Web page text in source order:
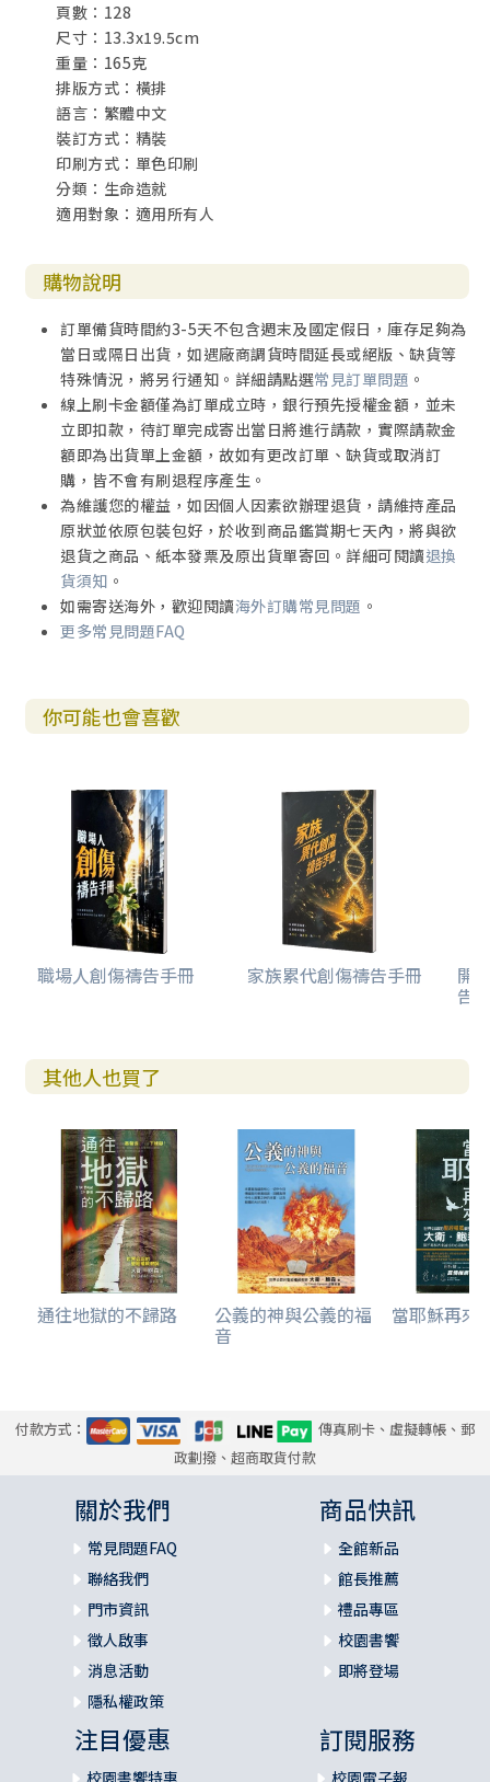
頁數：128
尺寸：13.3x19.5cm
重量：165克
排版方式：橫排
語言：繁體中文
裝訂方式：精裝
印刷方式：單色印刷
分類：生命造就
適用對象：適用所有人
購物說明
訂單備貨時間約3-5天不包含週末及國定假日，庫存足夠為
當日或隔日出貨，如遇廠商調貨時間延長或絕版、缺貨等
特殊情況，將另行通知。詳細請點選常見訂單問題 。
線上刷卡金額僅為訂單成立時，銀行預先授權金額，並未
立即扣款，待訂單完成寄出當日將進行請款，實際請款金
額即為出貨單上金額，故如有更改訂單、缺貨或取消訂
購，皆不會有刷退程序產生。
為維護您的權益，如因個人因素欲辦理退貨，請維持產品
原狀並依原包裝包好，於收到商品鑑賞期七天內，將與欲
退貨之商品、紙本發票及原出貨單寄回。詳細可閱讀退換
貨須知 。
如需寄送海外，歡迎閱讀海外訂購常見問題 。
更多常見問題FAQ
你可能也會喜歡
職場人創傷禱告手冊 家族累代創傷禱告手冊 開
告(
其他人也買了
通往地獄的不歸路 公義的神與公義的福
音
當耶穌再來
付款方式：
傳真刷卡、虛擬轉帳、郵
政劃撥、超商取貨付款
關於我們
常見問題FAQ
聯絡我們
門市資訊
徵人啟事
消息活動
隱私權政策
商品快訊
全館新品
館長推薦
禮品專區
校園書饗
即將登場
注目優惠 訂閱服務